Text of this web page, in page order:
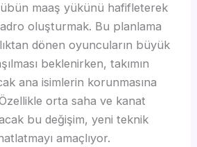
maaş yükünü hafifleterek
oluşturmak. Bu planlama
dönen oyuncuların büyük
beklenirken, takımın
ana isimlerin korunmasına
orta saha ve kanat
bu değişim, yeni teknik
amaçlıyor.